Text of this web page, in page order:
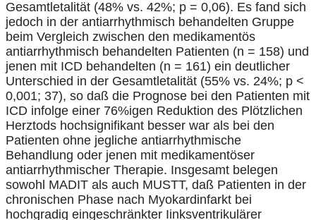
Gesamtletalität (48% vs. 42%; p = 0,06). Es fand sich
jedoch in der antiarrhythmisch behandelten Gruppe
beim Vergleich zwischen den medikamentös
antiarrhythmisch behandelten Patienten (n = 158) und
jenen mit ICD behandelten (n = 161) ein deutlicher
Unterschied in der Gesamtletalität (55% vs. 24%; p <
0,001; 37), so daß die Prognose bei den Patienten mit
ICD infolge einer 76%igen Reduktion des Plötzlichen
Herztods hochsignifikant besser war als bei den
Patienten ohne jegliche antiarrhythmische
Behandlung oder jenen mit medikamentöser
antiarrhythmischer Therapie. Insgesamt belegen
sowohl MADIT als auch MUSTT, daß Patienten in der
chronischen Phase nach Myokardinfarkt bei
hochgradig eingeschränkter Iinksventrikulärer